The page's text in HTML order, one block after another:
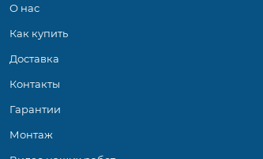
О нас
Как купить
Доставка
Контакты
Гарантии
Монтаж